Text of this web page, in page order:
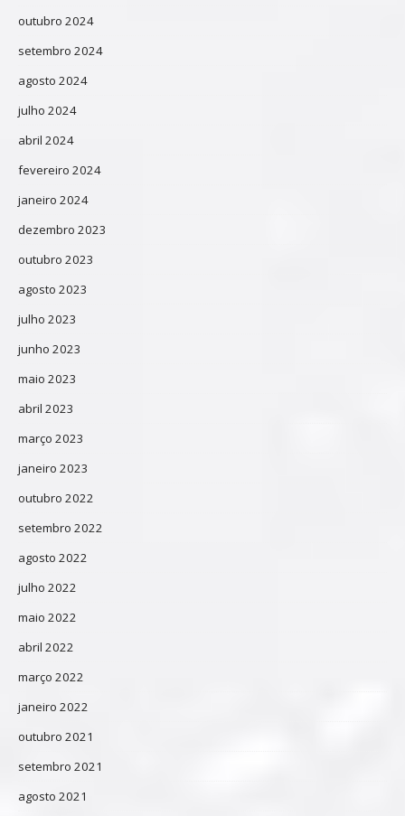
outubro 2024
setembro 2024
agosto 2024
julho 2024
abril 2024
fevereiro 2024
janeiro 2024
dezembro 2023
outubro 2023
agosto 2023
julho 2023
junho 2023
maio 2023
abril 2023
março 2023
janeiro 2023
outubro 2022
setembro 2022
agosto 2022
julho 2022
maio 2022
abril 2022
março 2022
janeiro 2022
outubro 2021
setembro 2021
agosto 2021